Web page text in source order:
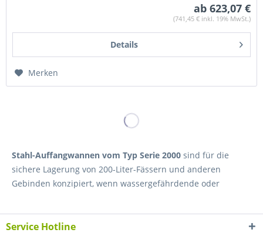
ab 623,07 €
(741,45 € inkl. 19% MwSt.)
Details
Merken
Stahl-Auffangwannen vom Typ Serie 2000 sind für die
sichere Lagerung von 200-Liter-Fässern und anderen
Gebinden konzipiert, wenn wassergefährdende oder
umgefüllt oder kurzfristig zwischengelagert werden. Die
Ausführung als 200-Liter-Auffangwanne aus Stahl richtet
Service Hotline